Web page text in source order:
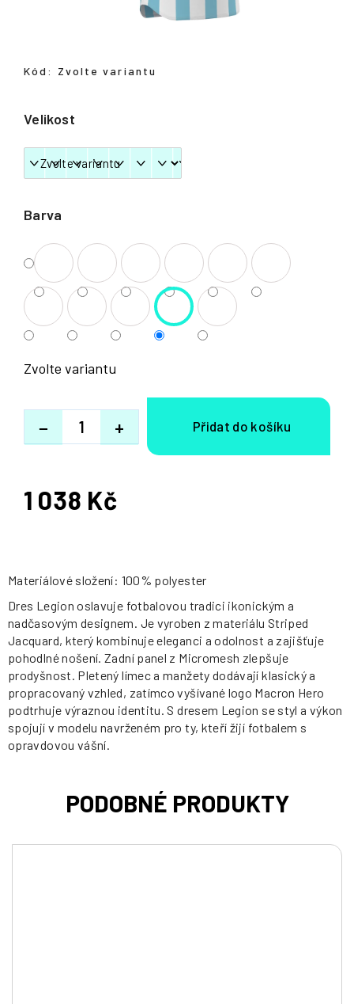
Barva
Velikost
Zvolte variantu
+
−
Kód: Zvolte variantu
1 038 Kč
Měrná
Materiálové složení: 100% polyester
Dres Legion oslavuje fotbalovou tradici ikonickým a
nadčasovým designem. Je vyroben z materiálu Striped
Jacquard, který kombinuje eleganci a odolnost a zajišťuje
pohodlné nošení. Zadní panel z Micromesh zlepšuje
prodyšnost. Pletený límec a manžety dodávají klasický a
propracovaný vzhled, zatímco vyšívané logo Macron Hero
podtrhuje výraznou identitu. S dresem Legion se styl a výkon
spojují v modelu navrženém pro ty, kteří žijí fotbalem s
opravdovou vášní.